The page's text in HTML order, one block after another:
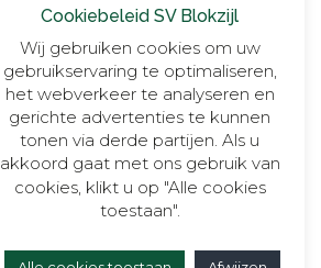
9 JUNI 2025
Blokzijl VR30+1, onverslaanbaar,
onnavolgbaar en ongekend kampioen.
23 MEI 2025
Cookiebeleid SV Blokzijl
Wij gebruiken cookies om uw
gebruikservaring te optimaliseren,
het webverkeer te analyseren en
gerichte advertenties te kunnen
tonen via derde partijen. Als u
akkoord gaat met ons gebruik van
cookies, klikt u op "Alle cookies
toestaan".